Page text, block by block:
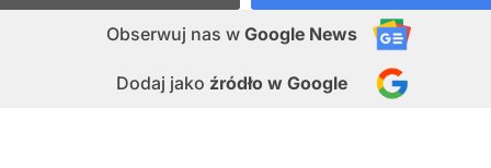
Obserwuj nas w Google News
Dodaj jako źródło w Google